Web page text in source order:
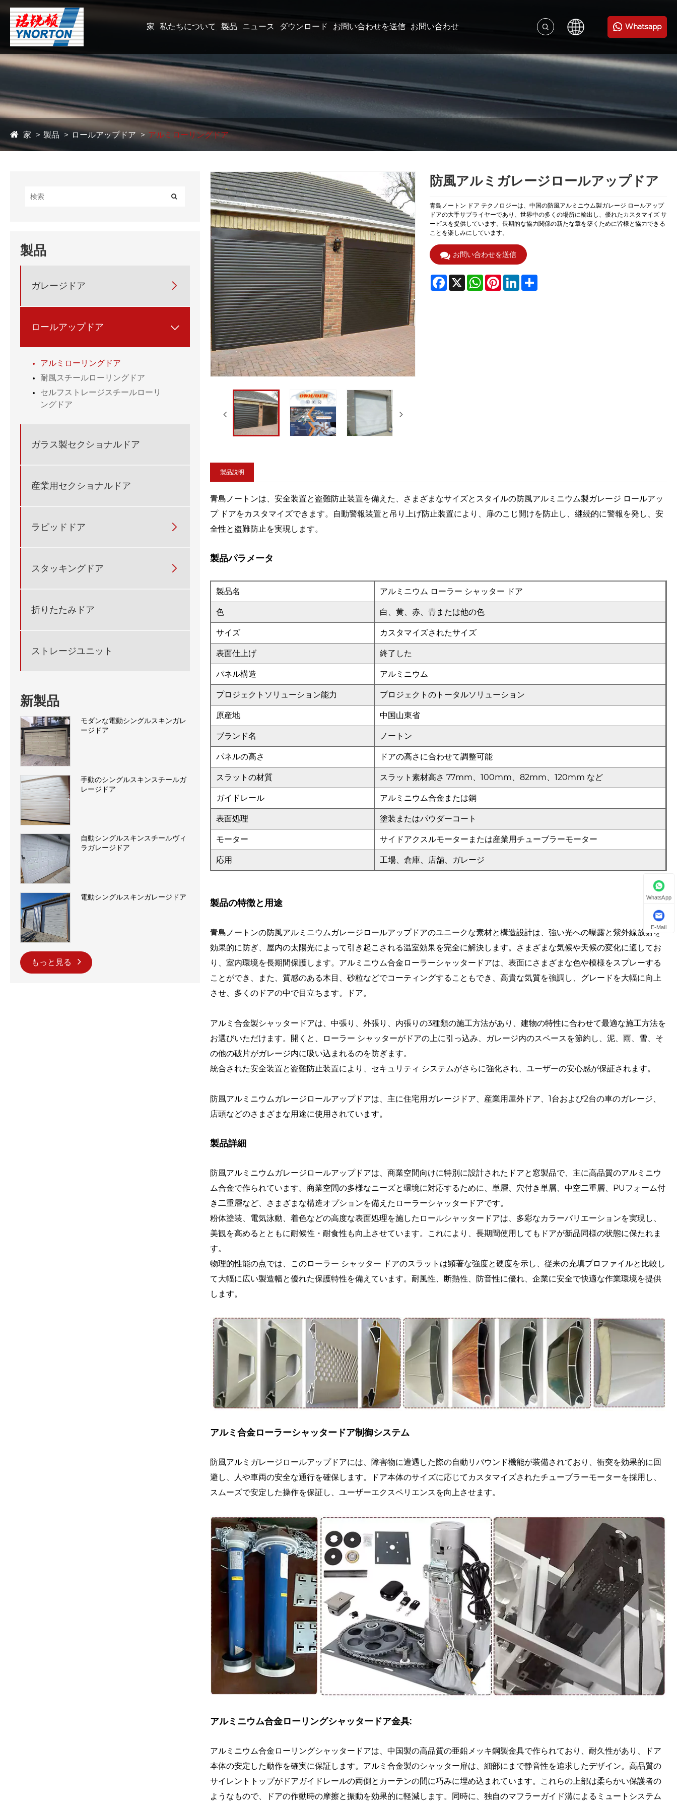
家 私たちについて 製品 ニュース ダウンロード お問い合わせを送信 お問い合わせ Whatsapp
家 製品 ロールアップドア アルミローリングドア
製品
ガレージドア 
ロールアップドア 
アルミローリングドア
耐風スチールローリングドア
セルフストレージスチールローリ
ングドア
ガラス製セクショナルドア
産業用セクショナルドア
ラピッドドア 
スタッキングドア 
折りたたみドア
ストレージユニット
新製品
モダンな電動シングルスキンガレ
ージドア
手動のシングルスキンスチールガ
レージドア
自動シングルスキンスチールヴィ
ラガレージドア
電動シングルスキンガレージドア
もっと見る
防風アルミガレージロールアップドア
青島ノートン ドア テクノロジーは、中国の防風アルミニウム製ガレージ ロールアップ
ドアの大手サプライヤーであり、世界中の多くの場所に輸出し、優れたカスタマイズ サ
ービスを提供しています。長期的な協力関係の新たな章を築くために皆様と協力できる
ことを楽しみにしています。
お問い合わせを送信
Facebook
X WhatsAppPinterestLinkedInShare
製品説明
青島ノートンは、安全装置と盗難防止装置を備えた、さまざまなサイズとスタイルの防風アルミニウム製ガレージ ロールアッ
プ ドアをカスタマイズできます。自動警報装置と吊り上げ防止装置により、扉のこじ開けを防止し、継続的に警報を発し、安
全性と盗難防止を実現します。
製品パラメータ
製品名 アルミニウム ローラー シャッター ドア
色 白、黄、赤、青または他の色
サイズ カスタマイズされたサイズ
表面仕上げ 終了した
パネル構造 アルミニウム
プロジェクトソリューション能力 プロジェクトのトータルソリューション
原産地 中国山東省
ブランド名 ノートン
パネルの高さ ドアの高さに合わせて調整可能
スラットの材質 スラット素材高さ 77mm、100mm、82mm、120mm など
ガイドレール アルミニウム合金または鋼
表面処理 塗装またはパウダーコート
モーター サイドアクスルモーターまたは産業用チューブラーモーター
応用 工場、倉庫、店舗、ガレージ
製品の特徴と用途
青島ノートンの防風アルミニウムガレージロールアップドアのユニークな素材と構造設計は、強い光への曝露と紫外線放射を
効果的に防ぎ、屋内の太陽光によって引き起こされる温室効果を完全に解決します。さまざまな気候や天候の変化に適してお
り、室内環境を長期間保護します。アルミニウム合金ローラーシャッタードアは、表面にさまざまな色や模様をスプレーする
ことができ、また、質感のある木目、砂粒などでコーティングすることもでき、高貴な気質を強調し、グレードを大幅に向上
させ、多くのドアの中で目立ちます。ドア。
アルミ合金製シャッタードアは、中張り、外張り、内張りの3種類の施工方法があり、建物の特性に合わせて最適な施工方法を
お選びいただけます。開くと、ローラー シャッターがドアの上に引っ込み、ガレージ内のスペースを節約し、泥、雨、雪、そ
の他の破片がガレージ内に吸い込まれるのを防ぎます。
統合された安全装置と盗難防止装置により、セキュリティ システムがさらに強化され、ユーザーの安心感が保証されます。
防風アルミニウムガレージロールアップドアは、主に住宅用ガレージドア、産業用屋外ドア、1台および2台の車​​のガレージ、
店頭などのさまざまな用途に使用されています。
製品詳細
防風アルミニウムガレージロールアップドアは、商業空間向けに特別に設計されたドアと窓製品で、主に高品質のアルミニウ
ム合金で作られています。商業空間の多様なニーズと環境に対応するために、単層、穴付き単層、中空二重層、PUフォーム付
き二重層など、さまざまな構造オプションを備えたローラーシャッタードアです。
粉体塗装、電気泳動、着色などの高度な表面処理を施したロールシャッタードアは、多彩なカラーバリエーションを実現し、
美観を高めるとともに耐候性・耐食性も向上させています。これにより、長期間使用してもドアが新品同様の状態に保たれま
す。
物理的性能の点では、このローラー シャッター ドアのスラットは顕著な強度と硬度を示し、従来の充填プロファイルと比較し
て大幅に広い製造幅と優れた保護特性を備えています。耐風性、断熱性、防音性に優れ、企業に安全で快適な作業環境を提供
します。
アルミ合金ローラーシャッタードア制御システム
防風アルミガレージロールアップドアには、障害物に遭遇した際の自動リバウンド機能が装備されており、衝突を効果的に回
避し、人や車両の安全な通行を確保します。ドア本体のサイズに応じてカスタマイズされたチューブラーモーターを採用し、
スムーズで安定した操作を保証し、ユーザーエクスペリエンスを向上させます。
アルミニウム合金ローリングシャッタードア金具:
アルミニウム合金ローリングシャッタードアは、中国製の高品質の亜鉛メッキ鋼製金具で作られており、耐久性があり、ドア
本体の安定した動作を確実に保証します。アルミ合金製のシャッター扉は、細部にまで静音性を追求したデザイン。高品質の
サイレントトップがドアガイドレールの両側とカーテンの間に巧みに埋め込まれています。これらの上部は柔らかい保護者の
ようなもので、ドアの作動時の摩擦と振動を効果的に軽減します。同時に、独自のマフラーガイド溝によるミュートシステム
WhatsApp
E-Mail